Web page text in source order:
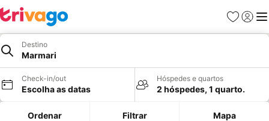
Favoritos
Iniciar
Destino
Marmari
Check-in/out
Escolha as datas
Hóspedes e quartos
2 hóspedes, 1 quarto.
Ordenar Filtrar Mapa